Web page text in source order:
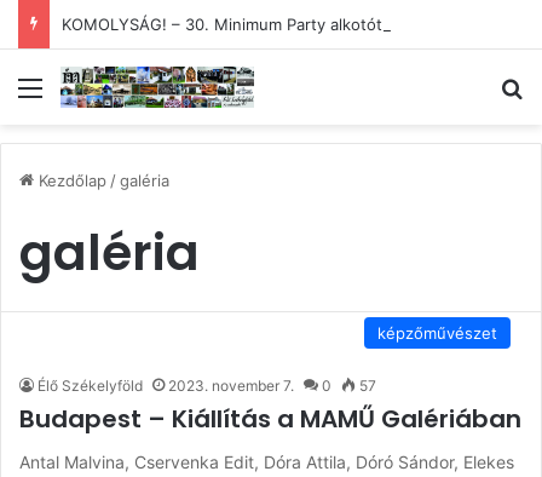
Menü
Kezdőlap/galéria
galéria
képzőművészet
Élő Székelyföld 2023. november 7. 0 57
Budapest – Kiállítás a MAMŰ Galériában
Antal Malvina, Cservenka Edit, Dóra Attila, Dóró Sándor, Elekes